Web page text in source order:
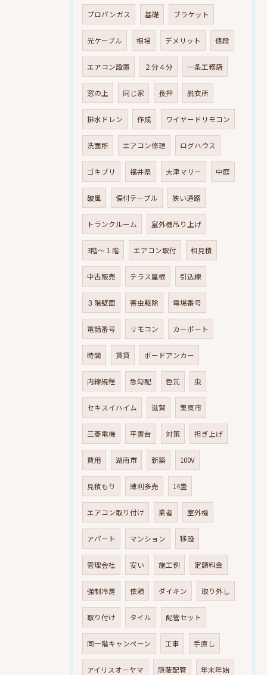
プロパンガス 基礎 ブラケット
光ケーブル 相場 デメリット 値段
エアコン設置 ２分４分 一条工務店
窓の上 同じ家 長押 脱衣所
排水ドレン 作成 ワイヤードリモコン
洗面所 エアコン修理 ログハウス
ゴキブリ 福井県 大津マリー 中庭
破風 備付テーブル 狭い通路
トランクルーム 室外機吊り上げ
3階～１階 エアコン取付 相見積
中古販売 テラス屋根 引込線
３階壁面 害虫駆除 電場番号
電話番号 リモコン カーポート
時間 賃貸 ボードアンカー
内線規程 急勾配 色瓦 虫
セキスイハイム 滋賀 栗東市
三菱電機 平置台 対策 担ぎ上げ
費用 湖南市 新築 100V
見積もり 薄利多売 14畳
エアコン取り付け 業者 室外機
アパート マンション 移設
管理会社 安い 施工例 定額料金
強制冷房 依頼 ダイキン 取り外し
取り付け タイル 配管セット
同一階キャンペーン 工事 手直し
アイリスオーヤマ 隠蔽配管 年末年始